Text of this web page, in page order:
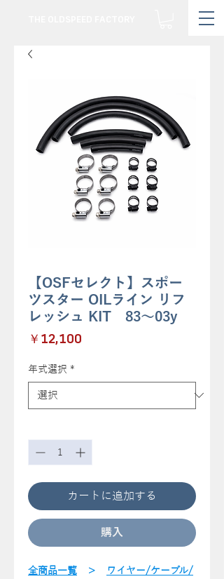
【OSFセレクト】スポー
ツスター OILライン リフ
レッシュ KIT 83～03y
￥12,100
年式選択 *
カートに追加する
購入
全商品一覧 ＞
ワイヤー/ケーブル/